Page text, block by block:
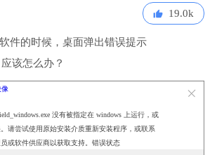
19.0k
件的时候，桌面弹出错误提示
该怎么办？
没有被指定在 windows 上运行，或
请尝试使用原始安装介质重新安装程序，或联系
或软件供应商以获取支持。错误状态